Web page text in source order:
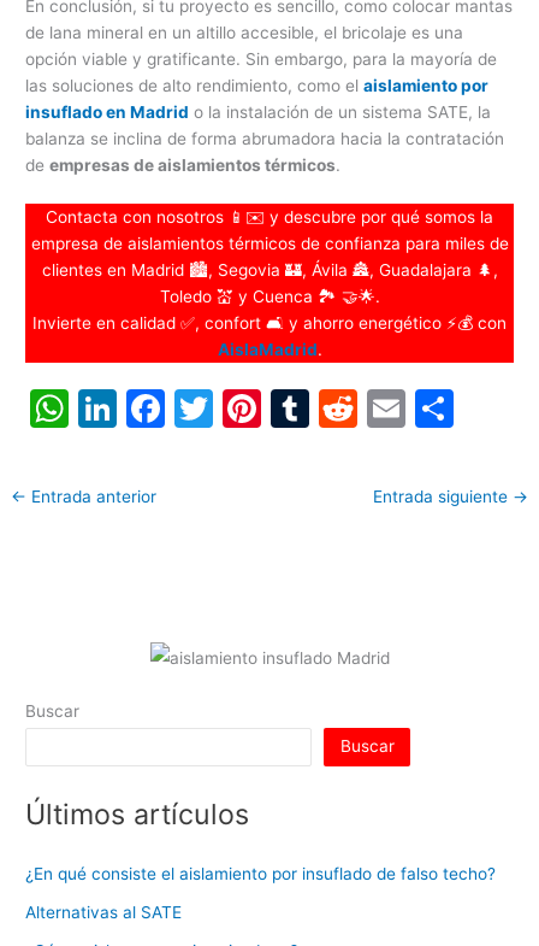
En conclusión, si tu proyecto es sencillo, como colocar mantas
de lana mineral en un altillo accesible, el bricolaje es una
opción viable y gratificante. Sin embargo, para la mayoría de
las soluciones de alto rendimiento, como elaislamiento por
insuflado en Madrid o la instalación de un sistema SATE, la
balanza se inclina de forma abrumadora hacia la contratación
deempresas de aislamientos térmicos.
Contacta con nosotros 📱✉️ y descubre por qué somos la
empresa de aislamientos térmicos de confianza para miles de
clientes en Madrid 🏙️, Segovia 🏰, Ávila 🏯, Guadalajara 🌲,
Toledo 💒 y Cuenca 🏞️ 🤝🌟.
Invierte en calidad ✅, confort 🛋️ y ahorro energético ⚡💰 con
AislaMadrid.
W
at
Li
k
F
o
k
T
Pi T
R
d
E
ai m
← Entrada anterior Entrada siguiente →
Buscar
Buscar
Últimos artículos
¿En qué consiste el aislamiento por insuflado de falso techo?
Alternativas al SATE